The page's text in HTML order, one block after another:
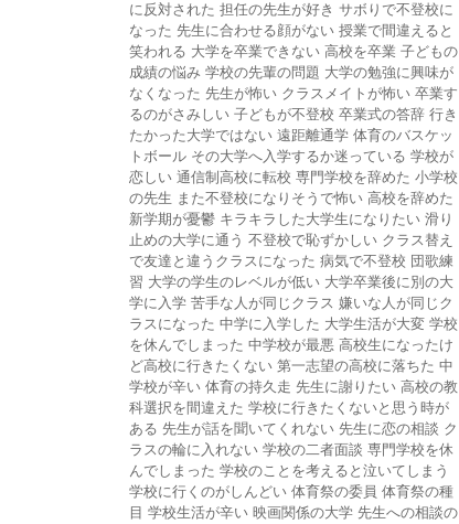
に反対された 担任の先生が好き サボりで不登校に
なった 先生に合わせる顔がない 授業で間違えると
笑われる 大学を卒業できない 高校を卒業 子どもの
成績の悩み 学校の先輩の問題 大学の勉強に興味が
なくなった 先生が怖い クラスメイトが怖い 卒業す
るのがさみしい 子どもが不登校 卒業式の答辞 行き
たかった大学ではない 遠距離通学 体育のバスケッ
トボール その大学へ入学するか迷っている 学校が
恋しい 通信制高校に転校 専門学校を辞めた 小学校
の先生 また不登校になりそうで怖い 高校を辞めた
新学期が憂鬱 キラキラした大学生になりたい 滑り
止めの大学に通う 不登校で恥ずかしい クラス替え
で友達と違うクラスになった 病気で不登校 団歌練
習 大学の学生のレベルが低い 大学卒業後に別の大
学に入学 苦手な人が同じクラス 嫌いな人が同じク
ラスになった 中学に入学した 大学生活が大変 学校
を休んでしまった 中学校が最悪 高校生になったけ
ど高校に行きたくない 第一志望の高校に落ちた 中
学校が辛い 体育の持久走 先生に謝りたい 高校の教
科選択を間違えた 学校に行きたくないと思う時が
ある 先生が話を聞いてくれない 先生に恋の相談 ク
ラスの輪に入れない 学校の二者面談 専門学校を休
んでしまった 学校のことを考えると泣いてしまう
学校に行くのがしんどい 体育祭の委員 体育祭の種
目 学校生活が辛い 映画関係の大学 先生への相談の